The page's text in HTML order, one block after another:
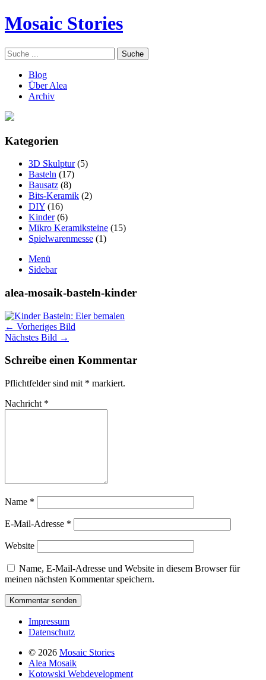
Mosaic Stories
Blog
Über Alea
Archiv
Kategorien
3D Skulptur(5)
Basteln (17)
Bausatz (8)
Bits-Keramik (2)
DIY (16)
Kinder(6)
Mikro Keramiksteine (15)
Spielwarenmesse (1)
Menü
Sidebar
alea-mosaik-basteln-kinder
← Vorheriges Bild
Nächstes Bild →
Schreibe einen Kommentar
Pflichtfelder sind mit * markiert.
Nachricht *
Name *
E-Mail-Adresse *
Website
Name, E-Mail-Adresse und Website in diesem Browser für
meinen nächsten Kommentar speichern.
Impressum
Datenschutz
© 2026 Mosaic Stories
Alea Mosaik
Kotowski Webdevelopment